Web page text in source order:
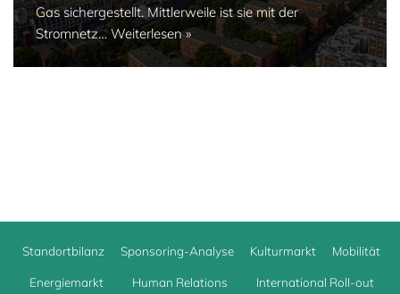
Gas sichergestellt. Mittlerweile ist sie mit der
Stromnetz…Weiterlesen »
Standortbilanz Sponsoring-Analyse Kulturmarkt Mobilität
Energiemarkt Human Relations International Roll-out